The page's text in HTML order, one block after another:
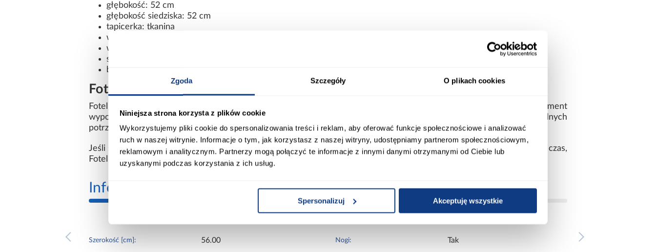
Zgoda Szczegóły O plikach cookies
Niniejsza strona korzysta z plików cookie
Wykorzystujemy pliki cookie do spersonalizowania treści i reklam, aby oferować funkcje społecznościowe i analizować
ruch w naszej witrynie. Informacje o tym, jak korzystasz z naszej witryny, udostępniamy partnerom społecznościowym,
reklamowym i analitycznym. Partnerzy mogą połączyć te informacje z innymi danymi otrzymanymi od Ciebie lub
uzyskanymi podczas korzystania z ich usług.
Spersonalizuj Akceptuję wszystkie
głębokość: 52 cm
głębokość siedziska: 52 cm
tapicerka: tkanina
wypełnienie: pianka
waga: 11 kg
stabilne nogi
brak konieczności montażu
Fotel do salonu, gabinetu i nowoczesnych wnętrz
Fotel Patryk sprawdzi się jako wygodny fotel do salonu, dodatkowe miejsce do siedzenia w sypialni lub stylowy element
wyposażenia domowego biura. Dzięki lekkiej konstrukcji można go łatwo przestawiać i dopasowywać do aktualnych
potrzeb. To mebel, który łączy komfort użytkowania z modnym wyglądem i praktycznym zastosowaniem.
Jeśli szukasz fotela tapicerowanego do nowoczesnego wnętrza, który zapewni wygodę i estetyczny wygląd przez długi czas,
Fotel Patryk będzie doskonałym wyborem.
Informacje Informacje o produkcie
Szerokość [cm]: 56.00 Nogi: Tak